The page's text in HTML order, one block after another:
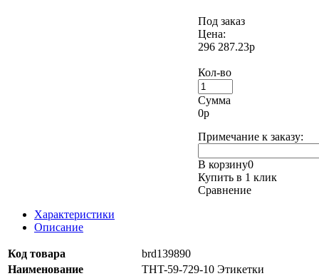
Под заказ
Цена:
296 287.23р
Кол-во
Сумма
0р
Примечание к заказу:
В корзину0
Купить в 1 клик
Сравнение
Характеристики
Описание
Код товара
brd139890
Наименование
THT-59-729-10 Этикетки